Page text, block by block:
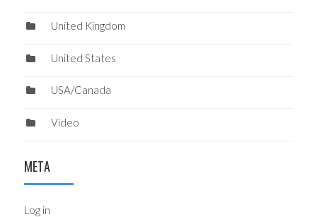
United Kingdom
United States
USA/Canada
Video
META
Log in